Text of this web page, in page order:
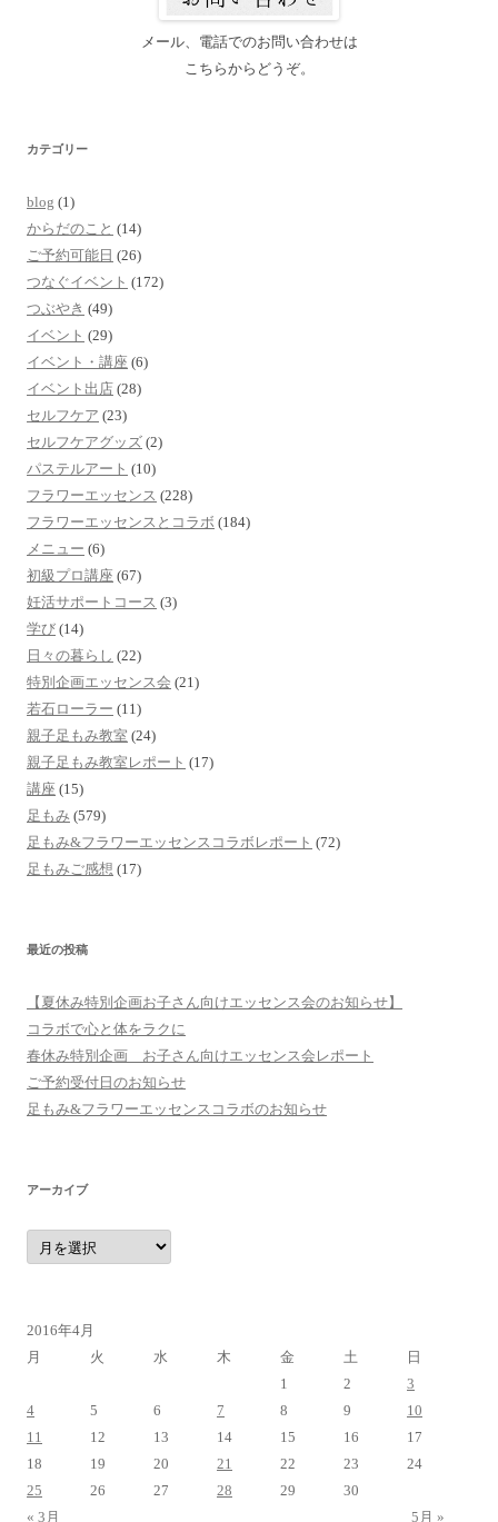
メール、電話でのお問い合わせは
こちらからどうぞ。
カテゴリー
blog (1)
からだのこと (14)
ご予約可能日 (26)
つなぐイベント (172)
つぶやき (49)
イベント (29)
イベント・講座 (6)
イベント出店 (28)
セルフケア (23)
セルフケアグッズ (2)
パステルアート (10)
フラワーエッセンス (228)
フラワーエッセンスとコラボ (184)
メニュー (6)
初級プロ講座 (67)
妊活サポートコース (3)
学び (14)
日々の暮らし (22)
特別企画エッセンス会 (21)
若石ローラー (11)
親子足もみ教室 (24)
親子足もみ教室レポート (17)
講座 (15)
足もみ (579)
足もみ&フラワーエッセンスコラボレポート (72)
足もみご感想 (17)
最近の投稿
【夏休み特別企画お子さん向けエッセンス会のお知らせ】
コラボで心と体をラクに
春休み特別企画 お子さん向けエッセンス会レポート
ご予約受付日のお知らせ
足もみ&フラワーエッセンスコラボのお知らせ
アーカイブ
ア
ー
カ
2016年4月
月
火 水 木 金 土
日
1
2
3
4
5 6 7 8 9
10
11
12 13 14 15 16
17
18
19 20 21 22 23
24
25
26 27 28 29
30
« 3月
5月 »